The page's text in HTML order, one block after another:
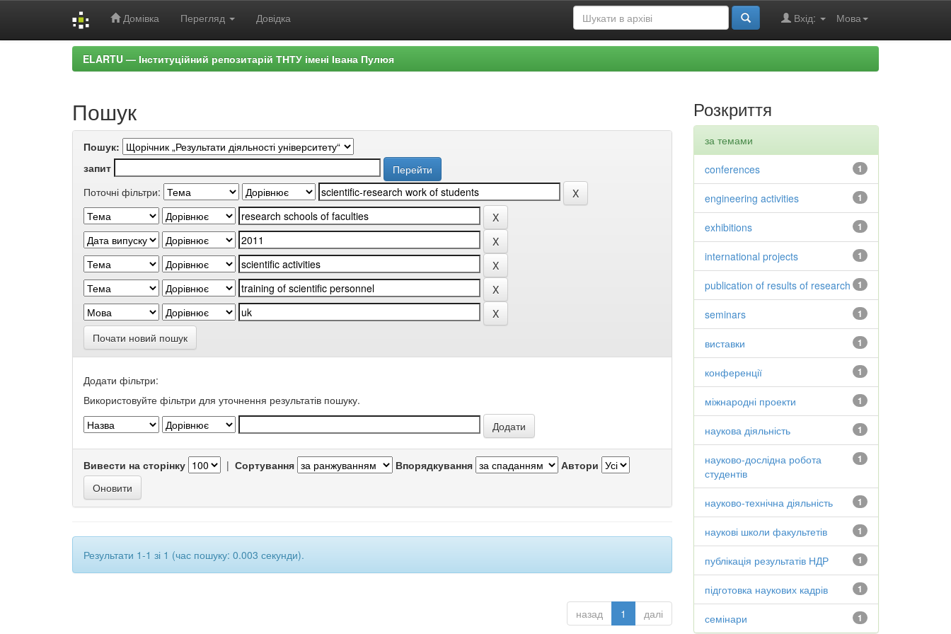
Домівка Перегляд Довідка Мова
Вхід:
ELARTU — Інституційний репозитарій ТНТУ імені Івана Пулюя
Пошук
Пошук:
запит
Поточні фільтри:
Почати новий пошук
Додати фільтри:
Використовуйте фільтри для уточнення результатів пошуку.
Вивести на сторінку | Сортування Впорядкування Автори
Результати 1-1 зі 1 (час пошуку: 0.003 секунди).
назад 1 далі
Розкриття
за темами
1
conferences
1
engineering activities
1
exhibitions
1
international projects
1
publication of results of research
1
seminars
1
виставки
1
конференції
1
міжнародні проекти
1
наукова діяльність
1
науково-дослідна робота
студентів
1
науково-технічна діяльність
1
наукові школи факультетів
1
публікація результатів НДР
1
підготовка наукових кадрів
1
семінари